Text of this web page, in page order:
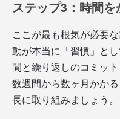
ステップ3：時間
ここが最も根気が必要
動が本当に「習慣」と
間と繰り返しのコミッ
数週間から数ヶ月かか
長に取り組みましょう。